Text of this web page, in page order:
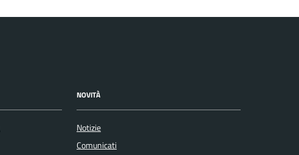
NOVITÀ
Notizie
Comunicati